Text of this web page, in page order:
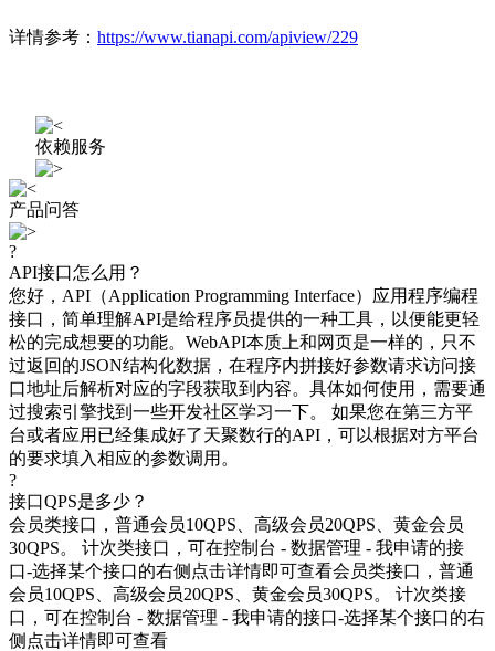
详情参考： https://www.tianapi.com/apiview/229
依赖服务
产品问答
?
API接口怎么用？
您好，API（Application Programming Interface）应用程序编程
接口，简单理解API是给程序员提供的一种工具，以便能更轻
松的完成想要的功能。WebAPI本质上和网页是一样的，只不
过返回的JSON结构化数据，在程序内拼接好参数请求访问接
口地址后解析对应的字段获取到内容。具体如何使用，需要通
过搜索引擎找到一些开发社区学习一下。 如果您在第三方平
台或者应用已经集成好了天聚数行的API，可以根据对方平台
的要求填入相应的参数调用。
?
接口QPS是多少？
会员类接口，普通会员10QPS、高级会员20QPS、黄金会员
30QPS。 计次类接口，可在控制台 - 数据管理 - 我申请的接
口-选择某个接口的右侧点击详情即可查看会员类接口，普通
会员10QPS、高级会员20QPS、黄金会员30QPS。 计次类接
口，可在控制台 - 数据管理 - 我申请的接口-选择某个接口的右
侧点击详情即可查看